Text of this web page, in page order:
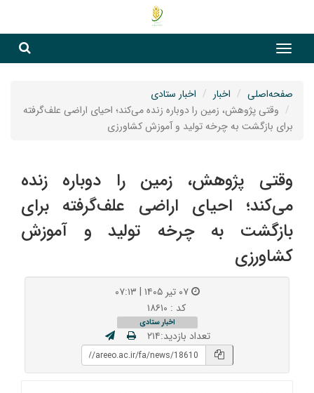
صفحه‌اصلی اخبار
اخبار ستادی
وقتی پژوهش، زمین را دوباره زنده می‌کند؛ احیای اراضی علف‌گرفته
برای بازگشت به چرخه تولید و آموزش کشاورزی
وقتی پژوهش، زمین را دوباره زنده
می‌کند؛ احیای اراضی علف‌گرفته برای
بازگشت به چرخه تولید و آموزش
کشاورزی
۰۷ تیر ۱۴۰۵ | ۰۷:۱۳
کد : ۱۸۶۱۰
اخبار ستادی
تعداد بازدید:۲۱۴